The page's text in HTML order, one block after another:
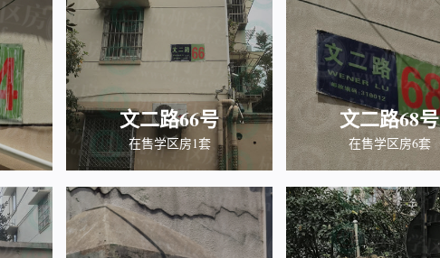
文二路66号
在售学区房1套
文二路68号
在售学区房6套